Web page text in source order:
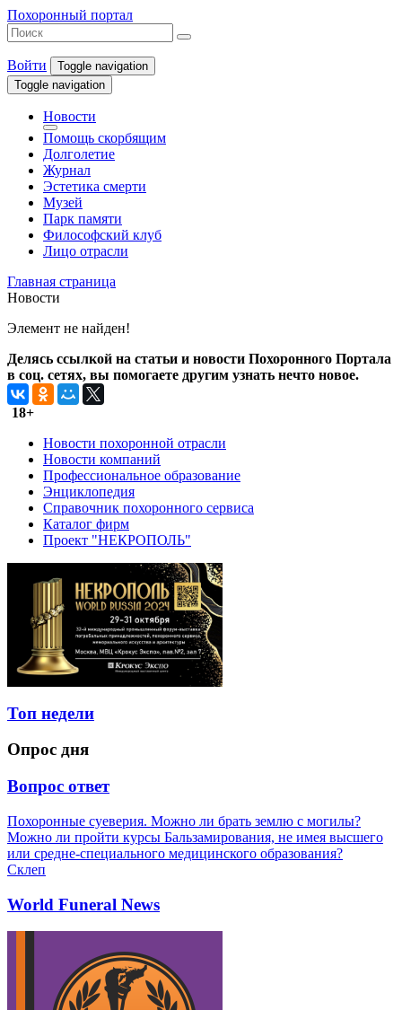
Похоронный портал
Войти
Toggle navigation
Toggle navigation
Новости
Помощь скорбящим
Долголетие
Журнал
Эстетика смерти
Музей
Парк памяти
Философский клуб
Лицо отрасли
Главная страница
Новости
Элемент не найден!
Делясь ссылкой на статьи и новости Похоронного Портала
в соц. сетях, вы помогаете другим узнать нечто новое.
18+
Новости похоронной отрасли
Новости компаний
Профессиональное образование
Энциклопедия
Справочник похоронного сервиса
Каталог фирм
Проект "НЕКРОПОЛЬ"
Топ недели
Опрос дня
Вопрос ответ
Похоронные суеверия. Можно ли брать землю с могилы?
Можно ли пройти курсы Бальзамирования, не имея высшего
или средне-специального медицинского образования?
Склеп
World Funeral News